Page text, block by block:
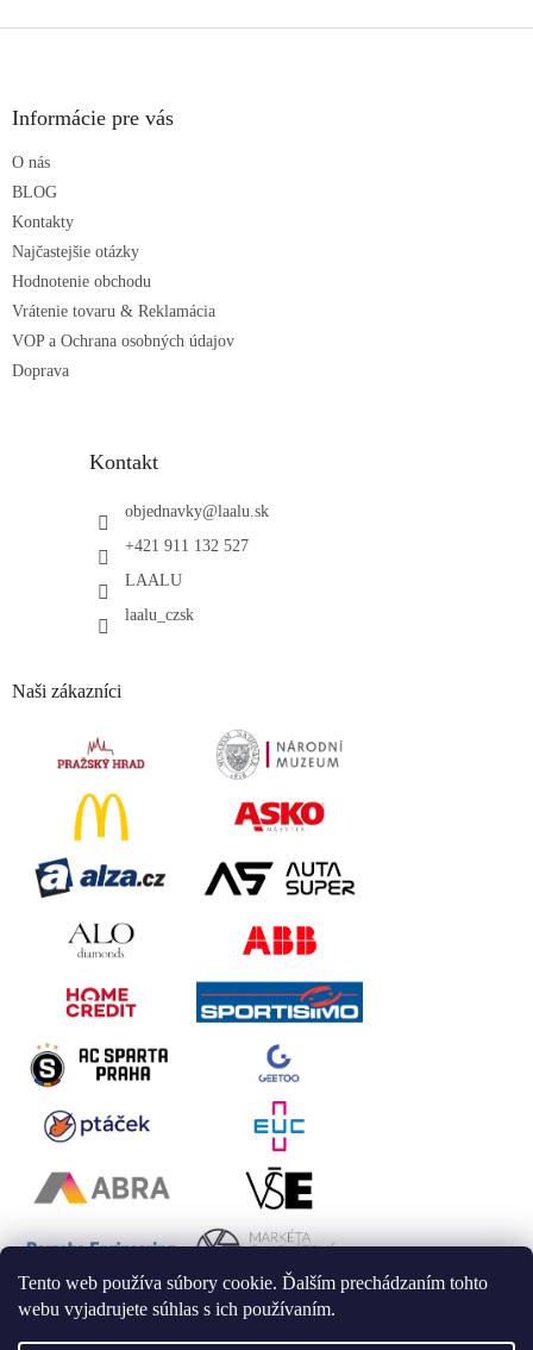
Tento web používa súbory cookie. Ďalším prechádzaním tohto
webu vyjadrujete súhlas s ich používaním.
Informácie pre vás
O nás
BLOG
Kontakty
Najčastejšie otázky
Hodnotenie obchodu
Vrátenie tovaru & Reklamácia
VOP a Ochrana osobných údajov
Doprava
Kontakt
objednavky@laalu.sk
+421 911 132 527
LAALU
laalu_czsk
Naši zákazníci